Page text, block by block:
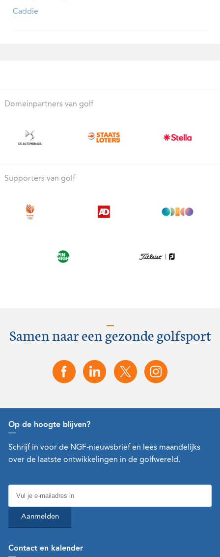
Caddie
Domeinpartners van golf
Supporters van golf
Samen naar een gezonde golfsport
Op de hoogte blijven?
Schrijf in voor de NGF-nieuwsbrief en lees maandelijks
over de laatste ontwikkelingen in de golfwereld.
Aanmelden
Contact en kalender